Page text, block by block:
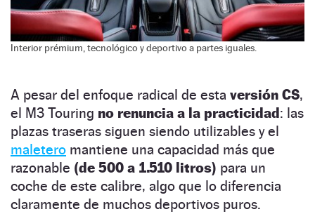
Interior prémium, tecnológico y deportivo a partes iguales.
A pesar del enfoque radical de esta versión CS,
el M3 Touring no renuncia a la practicidad: las
plazas traseras siguen siendo utilizables y el
maletero mantiene una capacidad más que
razonable (de 500 a 1.510 litros) para un
coche de este calibre, algo que lo diferencia
claramente de muchos deportivos puros.